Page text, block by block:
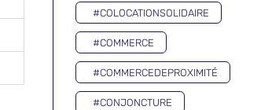
#COLOCATIONSOLIDAIRE
#COMMERCE
#COMMERCEDEPROXIMITÉ
#CONJONCTURE